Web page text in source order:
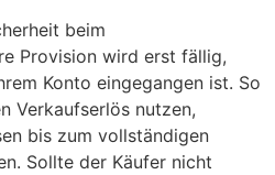
beim
Provision wird erst fällig,
Konto eingegangen ist. So
Verkaufserlös nutzen,
bis zum vollständigen
Sollte der Käufer nicht